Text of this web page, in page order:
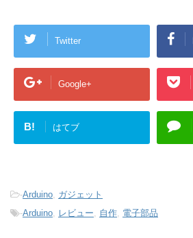
Twitter
Google+
B! はてブ
-Arduino ガジェット
-Arduino レビュー 自作 電子部品